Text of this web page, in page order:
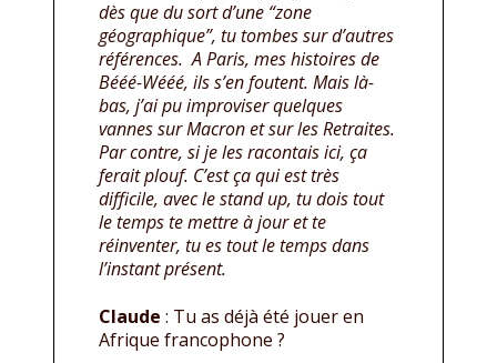
dès que du sort d’une “zone
géographique”, tu tombes sur d’autres
références. A Paris, mes histoires de
Bééé-Wééé, ils s’en foutent. Mais là-
bas, j’ai pu improviser quelques
vannes sur Macron et sur les Retraites.
Par contre, si je les racontais ici, ça
ferait plouf. C’est ça qui est très
difficile, avec le stand up, tu dois tout
le temps te mettre à jour et te
réinventer, tu es tout le temps dans
l’instant présent.
Claude : Tu as déjà été jouer en
Afrique francophone ?